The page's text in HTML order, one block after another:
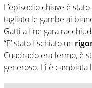
L’episodio chiave è
tagliato le gambe ai
Gatti a fine gara
“E’ stato fischiato un
Cuadrado era fermo, è
generoso. Lì è cambiata